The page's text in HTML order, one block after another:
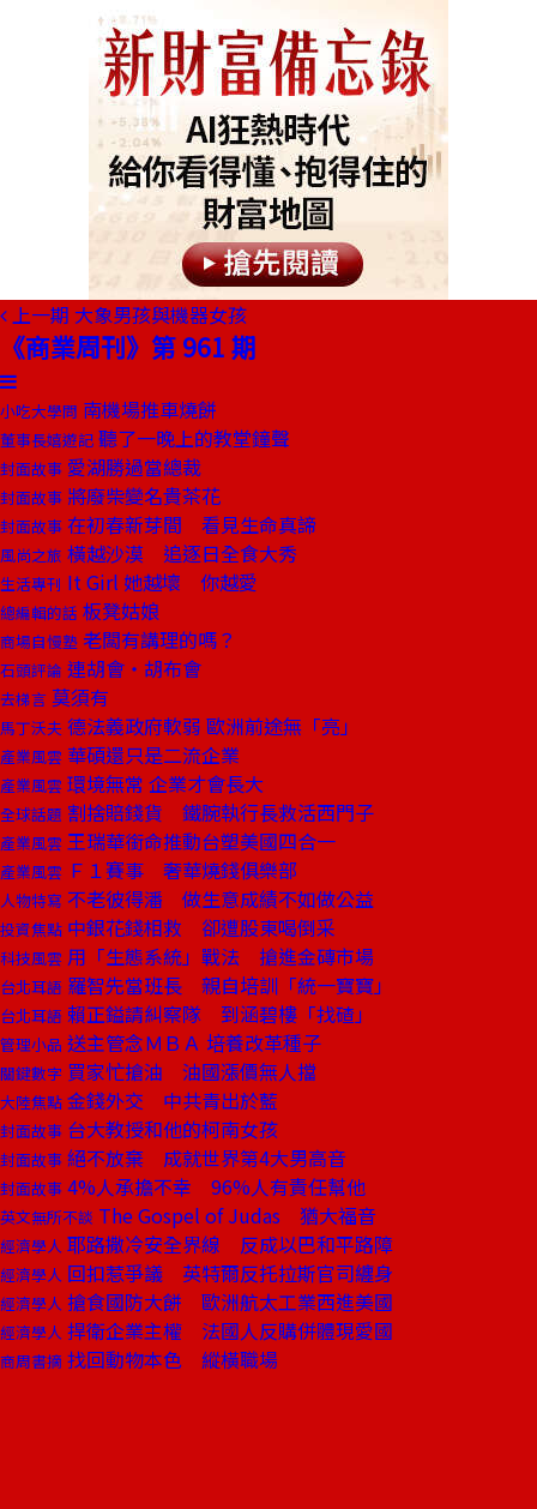
上一期 大象男孩與機器女孩
《商業周刊》第 961 期
小吃大學問 南機場推車燒餅
董事長嬉遊記 聽了一晚上的教堂鐘聲
封面故事 愛湖勝過當總裁
封面故事 將廢柴變名貴茶花
封面故事 在初春新芽間 看見生命真諦
風尚之旅 橫越沙漠 追逐日全食大秀
生活專刊 It Girl 她越壞 你越愛
總編輯的話 板凳姑娘
商場自慢塾 老闆有講理的嗎？
石頭評論 連胡會‧胡布會
去梯言 莫須有
馬丁沃夫 德法義政府軟弱 歐洲前途無「亮」
產業風雲 華碩還只是二流企業
產業風雲 環境無常 企業才會長大
全球話題 割捨賠錢貨 鐵腕執行長救活西門子
產業風雲 王瑞華銜命推動台塑美國四合一
產業風雲 Ｆ１賽事 奢華燒錢俱樂部
人物特寫 不老彼得潘 做生意成績不如做公益
投資焦點 中銀花錢相救 卻遭股東喝倒采
科技風雲 用「生態系統」戰法 搶進金磚市場
台北耳語 羅智先當班長 親自培訓「統一寶寶」
台北耳語 賴正鎰請糾察隊 到涵碧樓「找碴」
管理小品 送主管念ＭＢＡ 培養改革種子
關鍵數字 買家忙搶油 油國漲價無人擋
大陸焦點 金錢外交 中共青出於藍
封面故事 台大教授和他的柯南女孩
封面故事 絕不放棄 成就世界第4大男高音
封面故事 4%人承擔不幸 96%人有責任幫他
英文無所不談 The Gospel of Judas 猶大福音
經濟學人 耶路撒冷安全界線 反成以巴和平路障
經濟學人 回扣惹爭議 英特爾反托拉斯官司纏身
經濟學人 搶食國防大餅 歐洲航太工業西進美國
經濟學人 捍衛企業主權 法國人反購併體現愛國
商周書摘 找回動物本色 縱橫職場